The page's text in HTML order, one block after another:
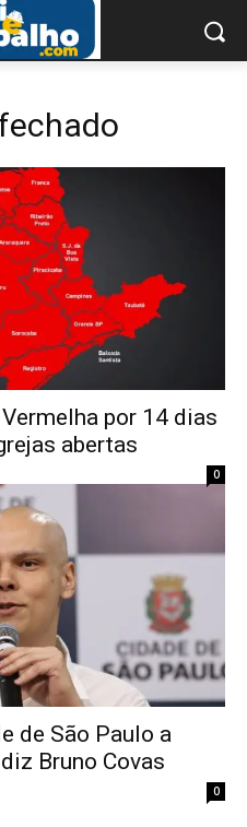
por 14 dias
abertas
0
de São Paulo a
Bruno Covas
0